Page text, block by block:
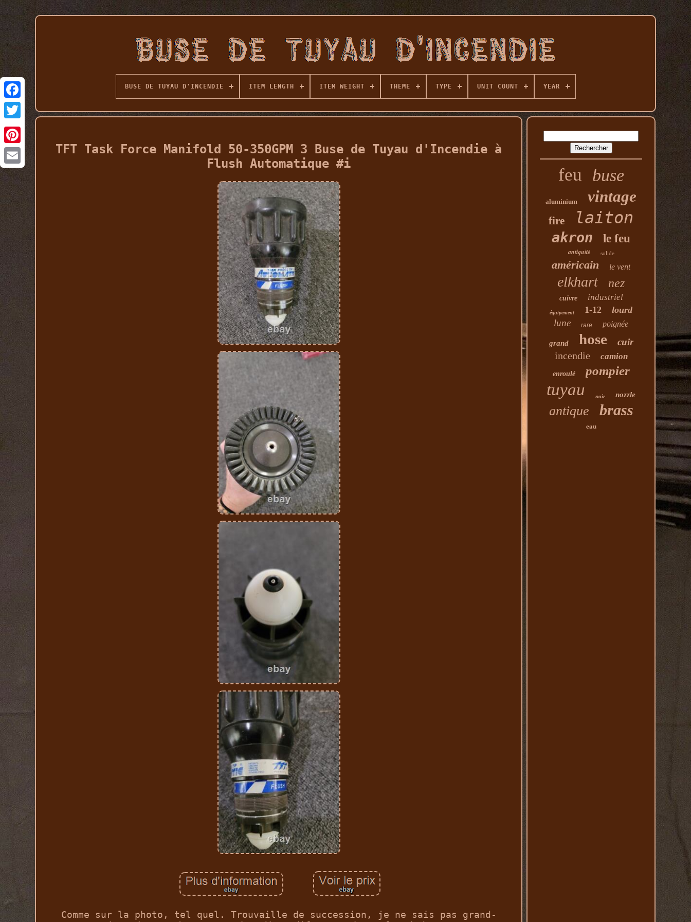
BUSE DE TUYAU D'INCENDIE ITEM LENGTH ITEM WEIGHT THEME TYPE UNIT COUNT YEAR
TFT Task Force Manifold 50-350GPM 3 Buse de Tuyau d'Incendie à
Flush Automatique #i
Comme sur la photo, tel quel. Trouvaille de succession, je ne sais pas grand-
feu buse
aluminium vintage
fire laiton
akron le feu
antiquité solide
américain le vent
elkhart nez
cuivre industriel
équipement 1-12 lourd
lune rare poignée
grand hose cuir
incendie camion
enroulé pompier
tuyau noir nozzle
antique brass
eau